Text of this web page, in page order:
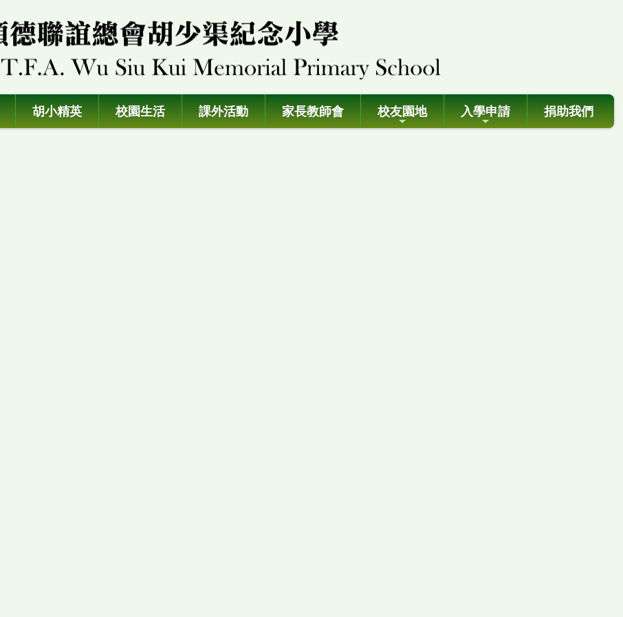
胡小精英 校園生活 課外活動 家長教師會 校友園地 入學申請 捐助我們